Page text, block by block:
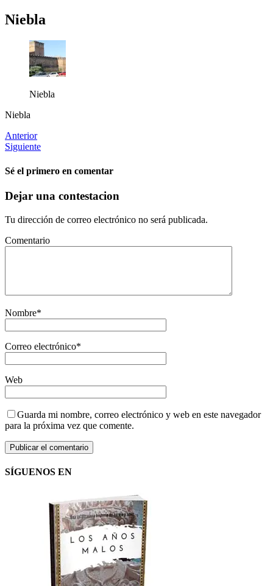
Niebla
Niebla
Niebla
Anterior
Siguiente
Sé el primero en comentar
Dejar una contestacion
Tu dirección de correo electrónico no será publicada.
Comentario
Nombre*
Correo electrónico*
Web
Guarda mi nombre, correo electrónico y web en este navegador
para la próxima vez que comente.
SÍGUENOS EN